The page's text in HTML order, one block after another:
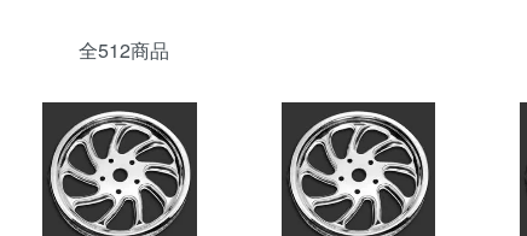
全512商品